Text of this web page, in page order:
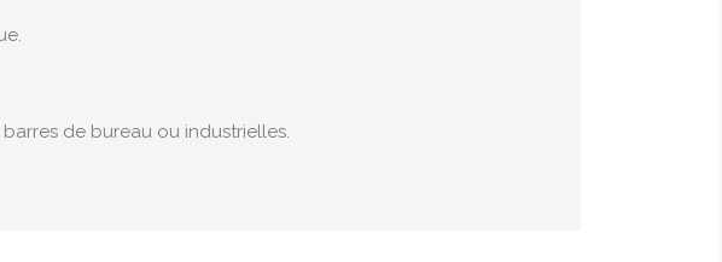
de bureau ou industrielles.